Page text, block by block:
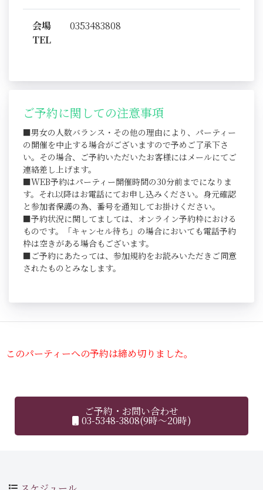
会場
TEL
0353483808
ご予約に関しての注意事項
■男女の人数バランス・その他の理由により、パーティー
の開催を中止する場合がございますので予めご了承下さ
い。その場合、ご予約いただいたお客様にはメールにてご
連絡差し上げます。
■WEB予約はパーティー開催時間の30分前までになりま
す。それ以降はお電話にてお申し込みください。身元確認
と参加者保護の為、番号を通知してお掛けください。
■予約状況に関してましては、オンライン予約枠における
ものです。「キャンセル待ち」の場合においても電話予約
枠は空きがある場合もございます。
■ご予約にあたっては、参加規約をお読みいただきご同意
されたものとみなします。
このパーティーへの予約は締め切りました。
ご予約・お問い合わせ
03-5348-3808(9時～20時)